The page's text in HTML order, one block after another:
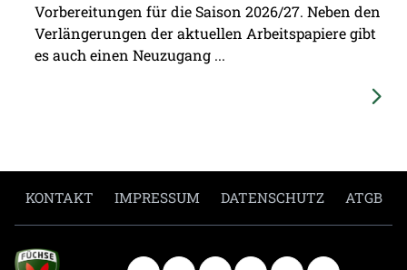
Vorbereitungen für die Saison 2026/27. Neben den
Verlängerungen der aktuellen Arbeitspapiere gibt
es auch einen Neuzugang ...
KONTAKT IMPRESSUM DATENSCHUTZ ATGB